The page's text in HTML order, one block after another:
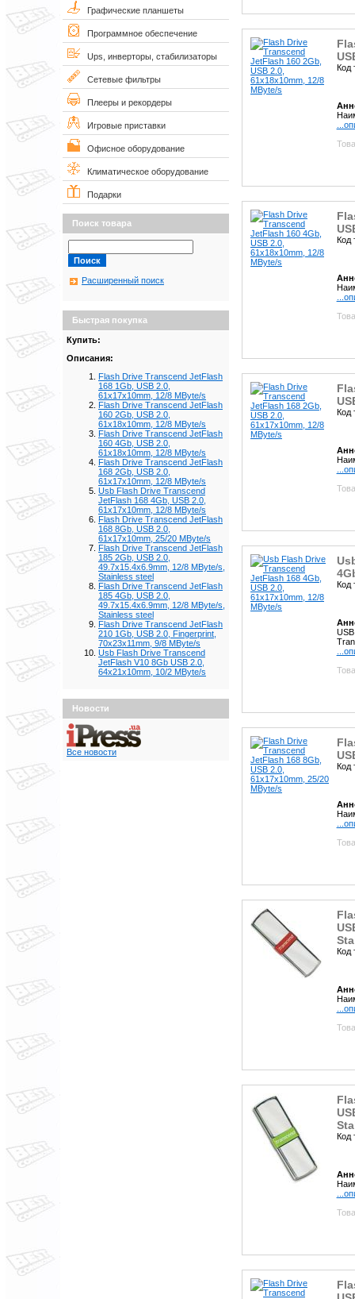
Графические планшеты
Программное обеспечение
Ups, инверторы, стабилизаторы
Сетевые фильтры
Плееры и рекордеры
Игровые приставки
Офисное оборудование
Климатическое оборудование
Подарки
Поиск товара
Расширенный поиск
Быстрая покупка
Купить:
Описания:
Flash Drive Transcend JetFlash
168 1Gb, USB 2.0,
61x17x10mm, 12/8 MByte/s
Flash Drive Transcend JetFlash
160 2Gb, USB 2.0,
61x18x10mm, 12/8 MByte/s
Flash Drive Transcend JetFlash
160 4Gb, USB 2.0,
61x18x10mm, 12/8 MByte/s
Flash Drive Transcend JetFlash
168 2Gb, USB 2.0,
61x17x10mm, 12/8 MByte/s
Usb Flash Drive Transcend
JetFlash 168 4Gb, USB 2.0,
61x17x10mm, 12/8 MByte/s
Flash Drive Transcend JetFlash
168 8Gb, USB 2.0,
61x17x10mm, 25/20 MByte/s
Flash Drive Transcend JetFlash
185 2Gb, USB 2.0,
49.7x15.4x6.9mm, 12/8 MByte/s,
Stainless steel
Flash Drive Transcend JetFlash
185 4Gb, USB 2.0,
49.7x15.4x6.9mm, 12/8 MByte/s,
Stainless steel
Flash Drive Transcend JetFlash
210 1Gb, USB 2.0, Fingerprint,
70x23x11mm, 9/8 MByte/s
Usb Flash Drive Transcend
JetFlash V10 8Gb USB 2.0,
64x21x10mm, 10/2 MByte/s
Новости
Все новости
Код
Код
Код
Код
Код
Код
Код